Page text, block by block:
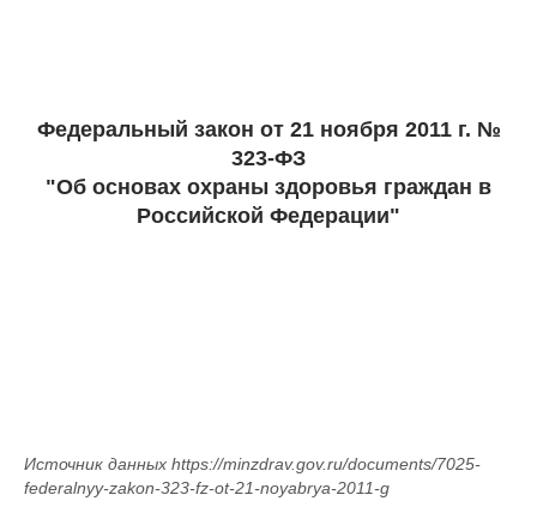
Федеральный закон от 21 ноября 2011 г. №
323-ФЗ
"Об основах охраны здоровья граждан в
Российской Федерации"
Источник данных https://minzdrav.gov.ru/documents/7025-
federalnyy-zakon-323-fz-ot-21-noyabrya-2011-g